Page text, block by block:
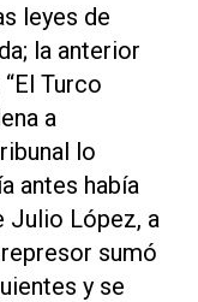
leyes de
la anterior
Turco
a
lo
antes había
Julio López, a
sumó
y se